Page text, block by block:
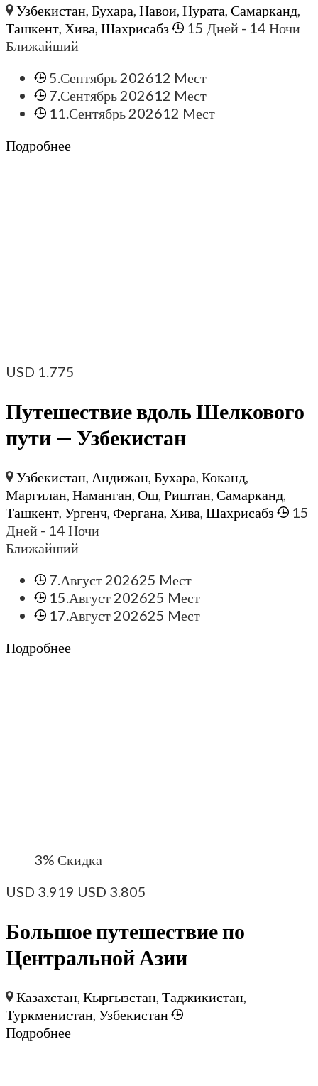
Узбекистан,Бухара,Навои,Нурата,Самарканд,
Ташкент, Хива, Шахрисабз 15 Дней - 14 Ночи
Ближайший
5.Сентябрь 202612 Mест
7.Сентябрь 202612 Mест
11.Сентябрь 202612 Mест
Подробнее
USD 1.775
Путешествие вдоль Шелкового
пути — Узбекистан
Узбекистан Андижан ,Бухара ,Коканд
Маргилан Наманган Ош Риштан Самарканд
Ташкент Ургенч Фергана Хива Шахрисабз
15
Дней - 14 Ночи
Ближайший
7.Август 202625 Mест
15.Август 202625 Mест
17.Август 202625 Mест
Подробнее
3% Скидка
USD 3.919 USD 3.805
Большое путешествие по
Центральной Азии
Казахстан ,Кыргызстан ,Таджикистан
Туркменистан Узбекистан
Подробнее